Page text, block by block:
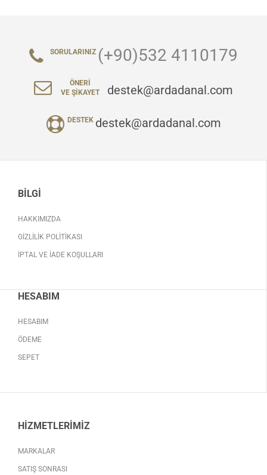
SORULARINIZ (+90)532 4110179
ÖNERI
VE ŞIKAYET
destek@ardadanal.com
DESTEK destek@ardadanal.com
BILGI
HAKKIMIZDA
GIZLILIK POLITIKASI
İPTAL VE İADE KOŞULLARI
HESABIM
HESABIM
ÖDEME
SEPET
HIZMETLERIMIZ
MARKALAR
SATIŞ SONRASI